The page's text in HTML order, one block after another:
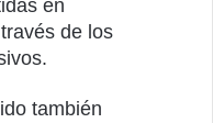
en
de los
también